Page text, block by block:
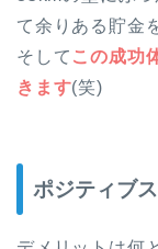
て余りある貯金
そして この成功
きます(笑)
ポジティブ